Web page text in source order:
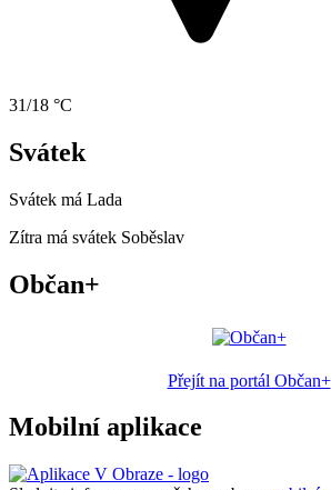
31/18 °C
Svátek
Svátek má Lada
Zítra má svátek Soběslav
Občan+
Přejít na portál Občan+
Mobilní aplikace